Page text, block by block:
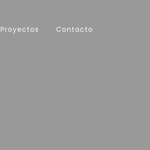
Proyectos Contacto